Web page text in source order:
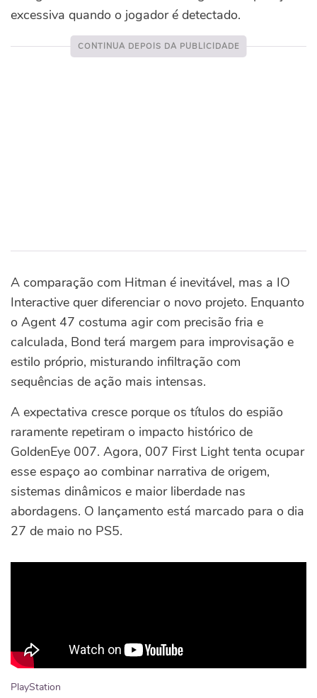
excessiva quando o jogador é detectado.
A comparação com Hitman é inevitável, mas a IO
Interactive quer diferenciar o novo projeto. Enquanto
o Agent 47 costuma agir com precisão fria e
calculada, Bond terá margem para improvisação e
estilo próprio, misturando infiltração com
sequências de ação mais intensas.
A expectativa cresce porque os títulos do espião
raramente repetiram o impacto histórico de
GoldenEye 007. Agora, 007 First Light tenta ocupar
esse espaço ao combinar narrativa de origem,
sistemas dinâmicos e maior liberdade nas
abordagens. O lançamento está marcado para o dia
27 de maio no PS5.
PlayStation